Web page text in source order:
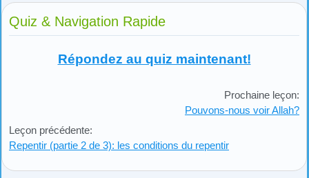
Quiz & Navigation Rapide
Répondez au quiz maintenant!
Leçon précédente:
Repentir (partie 2 de 3): les conditions du repentir
Prochaine leçon:
Pouvons-nous voir Allah?